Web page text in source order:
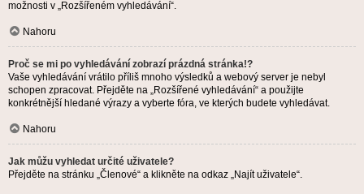
možnosti v „Rozšířeném vyhledávání“.
Nahoru
Proč se mi po vyhledávání zobrazí prázdná stránka!?
Vaše vyhledávání vrátilo příliš mnoho výsledků a webový server je nebyl
schopen zpracovat. Přejděte na „Rozšířené vyhledávání“ a použijte
konkrétnější hledané výrazy a vyberte fóra, ve kterých budete vyhledávat.
Nahoru
Jak můžu vyhledat určité uživatele?
Přejděte na stránku „Členové“ a klikněte na odkaz „Najít uživatele“.